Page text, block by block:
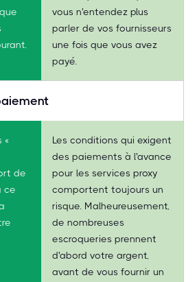
vous n'entendez plus
parler de vos fournisseurs
une fois que vous avez
payé.
«
de
ce
Les conditions qui exigent
des paiements à l'avance
pour les services proxy
comportent toujours un
risque. Malheureusement,
de nombreuses
escroqueries prennent
d'abord votre argent,
avant de vous fournir un